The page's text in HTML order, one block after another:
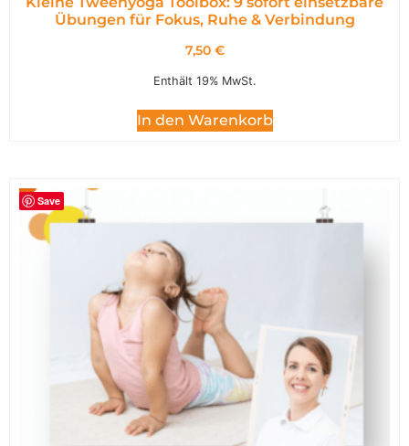
Übungen für Fokus, Ruhe & Verbindung
7,50 €
Enthält 19% MwSt.
In den Warenkorb
Save